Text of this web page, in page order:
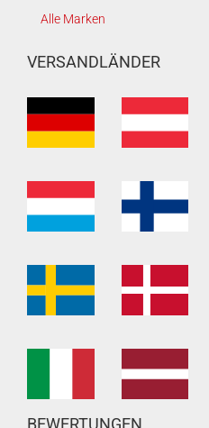
Alle Marken
VERSANDLÄNDER
BEWERTUNGEN